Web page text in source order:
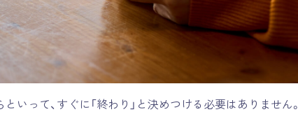
いって、すぐに「終わり」と決めつける必要はありません。